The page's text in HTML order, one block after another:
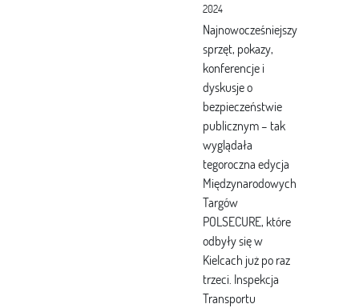
2024
Najnowocześniejszy
sprzęt, pokazy,
konferencje i
dyskusje o
bezpieczeństwie
publicznym – tak
wyglądała
tegoroczna edycja
Międzynarodowych
Targów
POLSECURE, które
odbyły się w
Kielcach już po raz
trzeci. Inspekcja
Transportu